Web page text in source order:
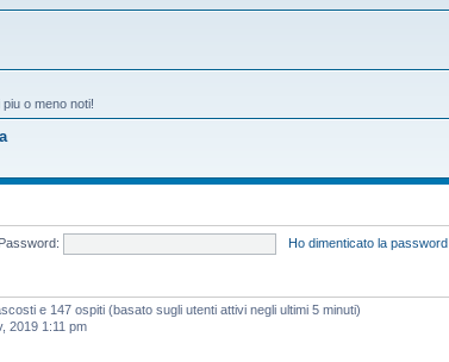
o meno noti!
Password: Ho dimenticato la password
e 147 ospiti (basato sugli utenti attivi negli ultimi 5 minuti)
2019 1:11 pm